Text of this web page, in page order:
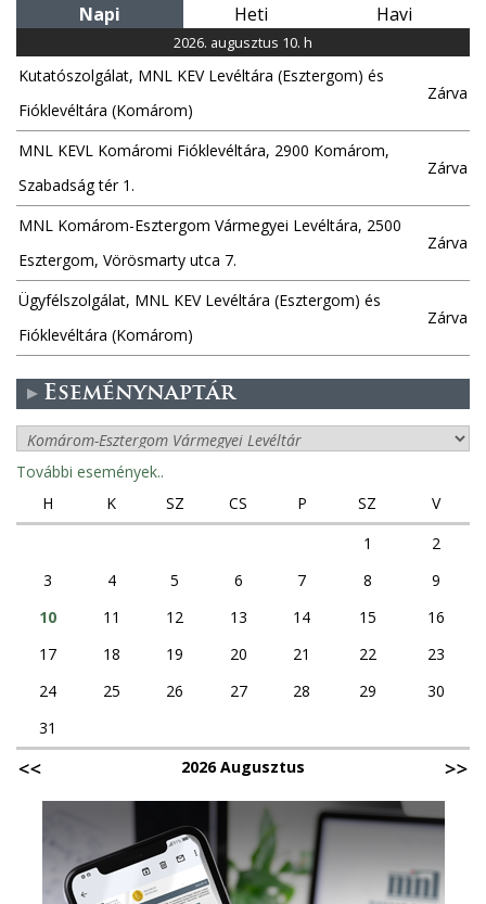
Napi Heti Havi
2026. augusztus 10. h
Kutatószolgálat, MNL KEV Levéltára (Esztergom) és
Fióklevéltára (Komárom)
Zárva
MNL KEVL Komáromi Fióklevéltára, 2900 Komárom,
Szabadság tér 1.
Zárva
MNL Komárom-Esztergom Vármegyei Levéltára, 2500
Esztergom, Vörösmarty utca 7.
Zárva
Ügyfélszolgálat, MNL KEV Levéltára (Esztergom) és
Fióklevéltára (Komárom)
Zárva
Eseménynaptár
További események..
H
K SZ CS P SZ
V
1
2
3
4 5 6 7 8
9
10
11 12 13 14 15
16
17
18 19 20 21 22
23
24
25 26 27 28 29
30
31
2026 Augusztus